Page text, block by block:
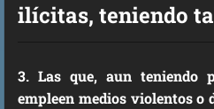
ilícitas, teniendo
3. Las que, aun teniendo
empleen medios violentos o